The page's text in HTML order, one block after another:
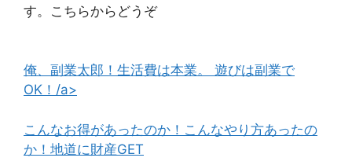
す。こちらからどうぞ
俺、副業太郎！生活費は本業。 遊びは副業で
OK！/a>
こんなお得があったのか！こんなやり方あったの
か！地道に財産GET